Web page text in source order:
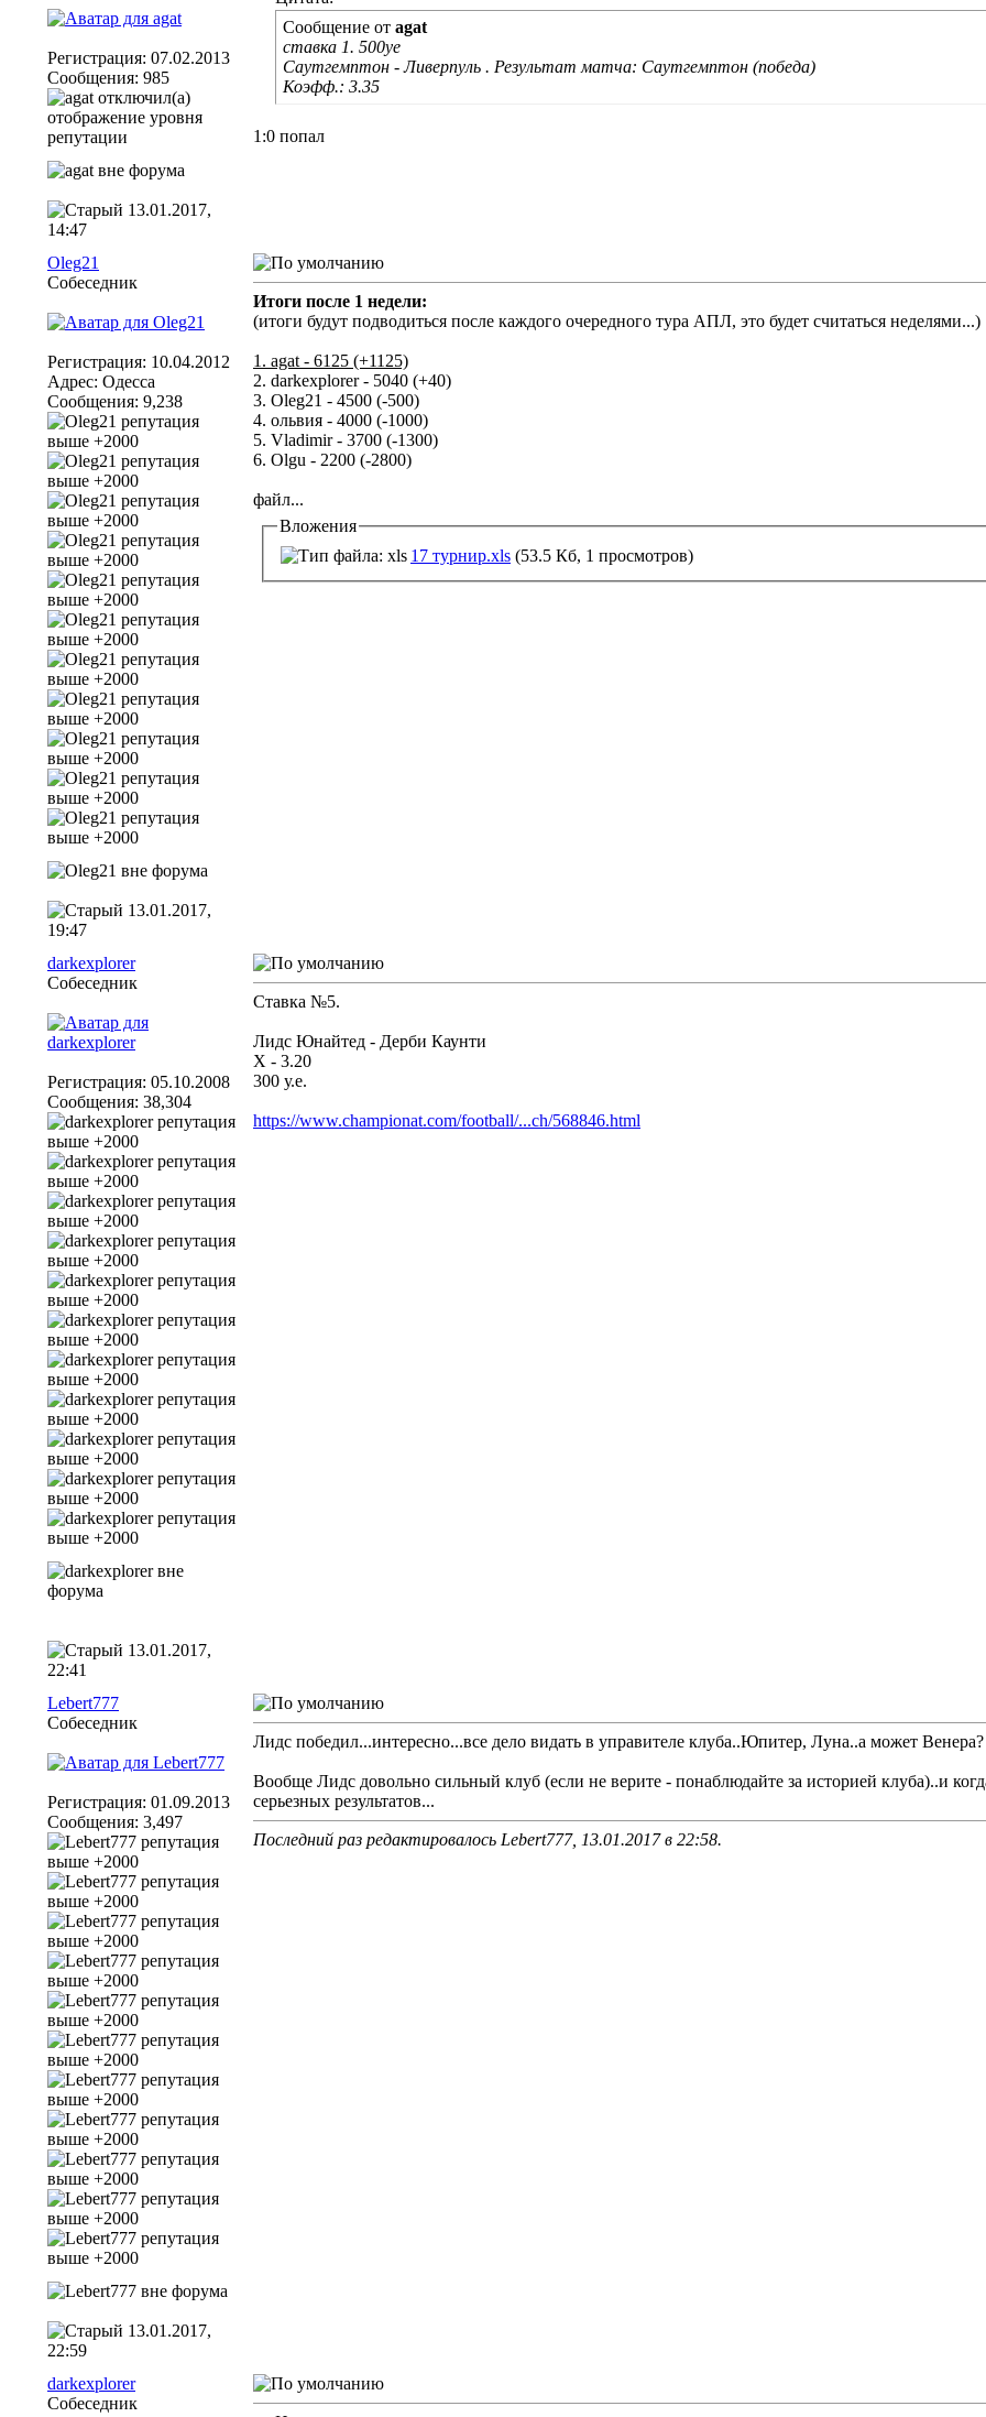
Регистрация: 07.02.2013
Сообщения: 985
Сообщение от agat
ставка 1. 500уе
Саутгемптон - Ливерпуль . Результат матча: Саутгемптон (победа)
Коэфф.: 3.35
1:0 попал
13.01.2017,
14:47
Oleg21
Собеседник
Регистрация: 10.04.2012
Адрес: Одесса
Сообщения: 9,238
Итоги после 1 недели:
(итоги будут подводиться после каждого очередного тура АПЛ, это будет считаться неделями...)
1. agat - 6125 (+1125)
2. darkexplorer - 5040 (+40)
3. Oleg21 - 4500 (-500)
4. ольвия - 4000 (-1000)
5. Vladimir - 3700 (-1300)
6. Olgu - 2200 (-2800)
файл...
Вложения
17 турнир.xls (53.5 Кб, 1 просмотров)
13.01.2017,
19:47
darkexplorer
Собеседник
Регистрация: 05.10.2008
Сообщения: 38,304
Ставка №5.
Лидс Юнайтед - Дерби Каунти
Х - 3.20
300 у.е.
https://www.championat.com/football/...ch/568846.html
13.01.2017,
22:41
Lebert777
Собеседник
Регистрация: 01.09.2013
Сообщения: 3,497
Лидс победил...интересно...все дело видать в управителе клуба..Юпитер, Луна..а может Венера?
Вообще Лидс довольно сильный клуб (если не верите - понаблюдайте за историей клуба)..и
серьезных результатов...
Последний раз редактировалось Lebert777, 13.01.2017 в 22:58.
13.01.2017,
22:59
darkexplorer
Собеседник